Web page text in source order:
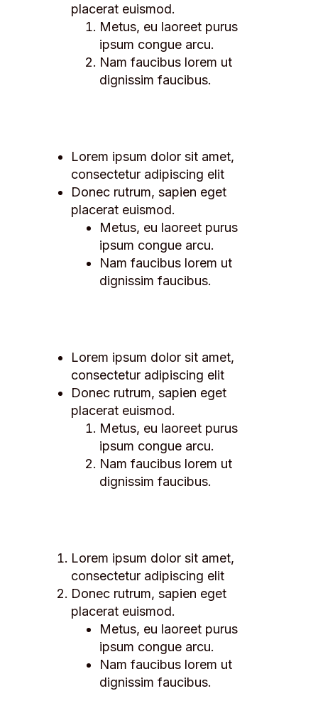
placerat euismod.
Metus, eu laoreet purus
ipsum congue arcu.
Nam faucibus lorem ut
dignissim faucibus.
Lorem ipsum dolor sit amet,
consectetur adipiscing elit
Donec rutrum, sapien eget
placerat euismod.
Metus, eu laoreet purus
ipsum congue arcu.
Nam faucibus lorem ut
dignissim faucibus.
Lorem ipsum dolor sit amet,
consectetur adipiscing elit
Donec rutrum, sapien eget
placerat euismod.
Metus, eu laoreet purus
ipsum congue arcu.
Nam faucibus lorem ut
dignissim faucibus.
Lorem ipsum dolor sit amet,
consectetur adipiscing elit
Donec rutrum, sapien eget
placerat euismod.
Metus, eu laoreet purus
ipsum congue arcu.
Nam faucibus lorem ut
dignissim faucibus.